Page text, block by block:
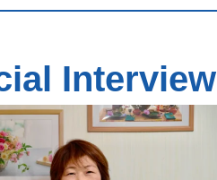
Interview